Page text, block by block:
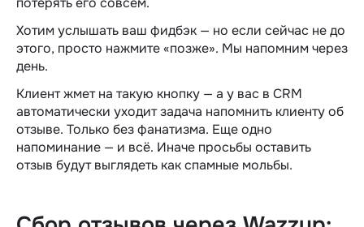
Хотим услышать ваш фидбэк — но если сейчас не до
этого, просто нажмите «позже». Мы напомним через
день.
Клиент жмет на такую кнопку — а у вас в CRM
автоматически уходит задача напомнить клиенту об
отзыве. Только без фанатизма. Еще одно
напоминание — и всё. Иначе просьбы оставить
отзыв будут выглядеть как спамные мольбы.